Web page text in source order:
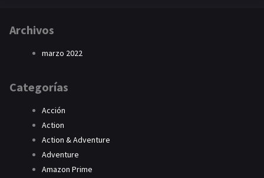
Archivos
marzo 2022
Categorías
Acción
Action
Action & Adventure
Adventure
Amazon Prime